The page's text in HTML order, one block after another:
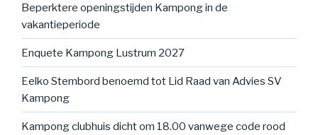
Beperktere openingstijden Kampong in de
vakantieperiode
Enquete Kampong Lustrum 2027
Eelko Stembord benoemd tot Lid Raad van Advies SV
Kampong
Kampong clubhuis dicht om 18.00 vanwege code rood